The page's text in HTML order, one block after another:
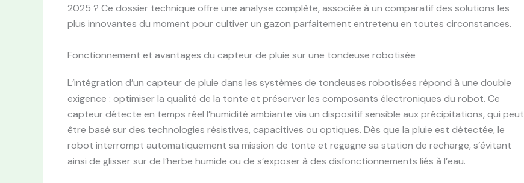
2025 ? Ce dossier technique offre une analyse complète, associée à un comparatif des solutions les
plus innovantes du moment pour cultiver un gazon parfaitement entretenu en toutes circonstances.
Fonctionnement et avantages du capteur de pluie sur une tondeuse robotisée
L’intégration d’un capteur de pluie dans les systèmes de tondeuses robotisées répond à une double
exigence : optimiser la qualité de la tonte et préserver les composants électroniques du robot. Ce
capteur détecte en temps réel l’humidité ambiante via un dispositif sensible aux précipitations, qui peut
être basé sur des technologies résistives, capacitives ou optiques. Dès que la pluie est détectée, le
robot interrompt automatiquement sa mission de tonte et regagne sa station de recharge, s’évitant
ainsi de glisser sur de l’herbe humide ou de s’exposer à des disfonctionnements liés à l’eau.